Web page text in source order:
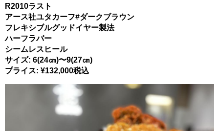
R2010ラスト
アース社ユタカーフ#ダークブラウン
フレキシブルグッドイヤー製法
ハーフラバー
シームレスヒール
サイズ: 6(24㎝)〜9(27㎝)
プライス: ¥132,000税込